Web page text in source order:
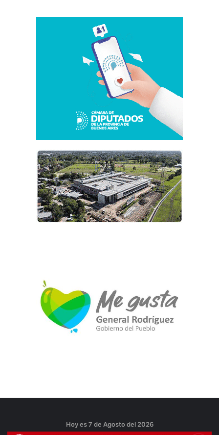
Hoy es 7 de Agosto del 2026